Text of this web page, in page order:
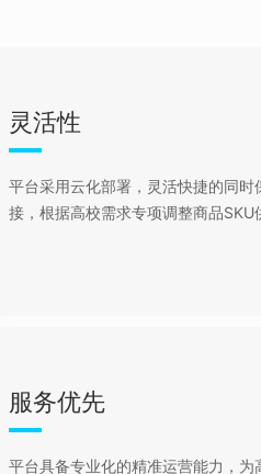
灵活性
平台采用云化部署，灵活快捷的同
接，根据高校需求专项调整商品SKU
服务优先
平台具备专业化的精准运营能力，